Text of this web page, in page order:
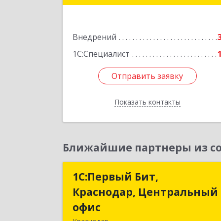
Внедрений
1С:Специалист
1
Отправить заявку
Показать контакты
Отправить заявку
Назад
Ближайшие партнеры из
1С:Первый Бит,
Краснодар, Центральный
офис
1С:Первый Бит,
Краснодар, Центральный